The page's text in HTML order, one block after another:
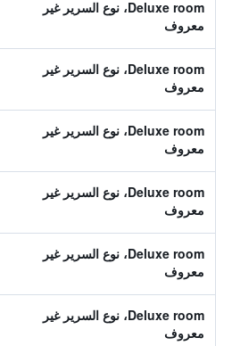
Deluxe room، نوع السرير غير
معروف
Deluxe room، نوع السرير غير
معروف
Deluxe room، نوع السرير غير
معروف
Deluxe room، نوع السرير غير
معروف
Deluxe room، نوع السرير غير
معروف
Deluxe room، نوع السرير غير
معروف